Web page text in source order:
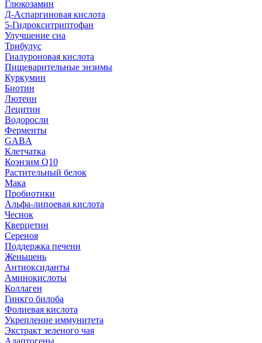
Глюкозамин
Д-Аспаргиновая кислота
5-Гидрокситриптофан
Улучшение сна
Трибулус
Гиалуроновая кислота
Пищеварительные энзимы
Куркумин
Биотин
Лютеин
Лецитин
Водоросли
Ферменты
GABA
Клетчатка
Коэнзим Q10
Растительный белок
Мака
Пробиотики
Альфа-липоевая кислота
Чеснок
Кверцетин
Сереноя
Поддержка печени
Женьшень
Антиоксиданты
Аминокислоты
Коллаген
Гинкго билоба
Фолиевая кислота
Укрепление иммунитета
Экстракт зеленого чая
Адаптогены